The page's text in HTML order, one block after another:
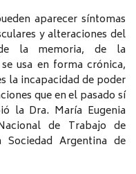
aparecer síntomas
y alteraciones del
de la memoria, de la
usa en forma crónica,
la incapacidad de poder
que en el pasado sí
la Dra. María Eugenia
de Trabajo de
Argentina de